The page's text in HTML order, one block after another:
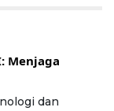
Menjaga
dan